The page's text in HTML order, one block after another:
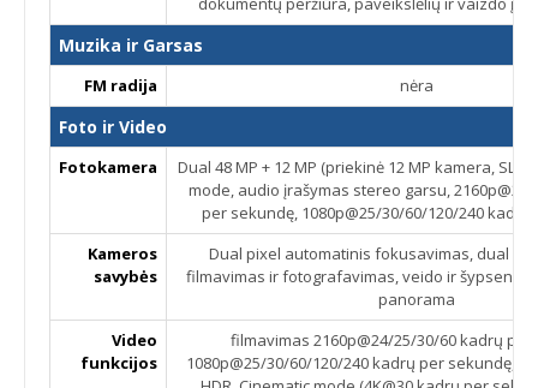
Muzika ir Garsas
FM radija nėra
Foto ir Video
Fotokamera
Dual 48 MP + 12 MP (priekinė 12 MP kamera, SL
mode, audio įrašymas stereo garsu,
per sekundę, 1080p@25/30/60/120/240 kadrų
Kameros
savybės
Dual pixel automatinis fokusavimas, dual
filmavimas ir fotografavimas, veido ir šypsenos
panorama
Video
funkcijos
filmavimas 2160p@24/25/30/60 kadrų per
1080p@25/30/60/120/240 kadrų per sekundę,